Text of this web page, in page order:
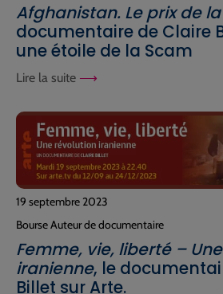
Afghanistan. Le prix de
documentaire de Claire
une étoile de la Scam
Lire la suite
19 septembre 2023
Bourse Auteur de documentaire
Femme, vie, liberté –
iranienne, le
Billet sur Arte.